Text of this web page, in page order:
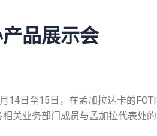
品展示会
日至15日，在孟加拉达卡的
关业务部门成员与孟加拉代表处